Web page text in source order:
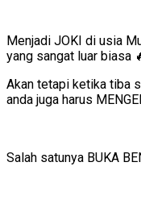
Menjadi JOKI di usia
yang sangat luar biasa
Akan tetapi ketika tiba
anda juga harus
Salah satunya BUKA